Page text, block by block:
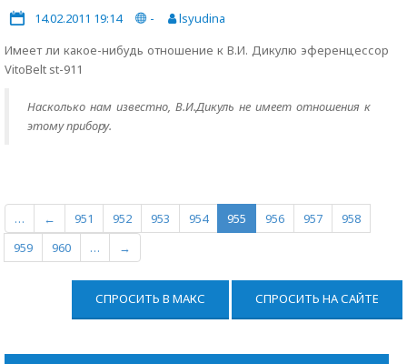
14.02.2011 19:14 -
lsyudina
Имеет ли какое-нибудь отношение к В.И. Дикулю эференцессор
VitoBelt st-911
Насколько нам известно, В.И.Дикуль не имеет отношения к
этому прибору.
… ← 951 952 953 954 955 956 957
958
959
960 … →
СПРОСИТЬ В МАКС СПРОСИТЬ НА САЙТЕ